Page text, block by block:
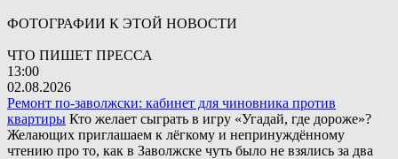
ФОТОГРАФИИ К ЭТОЙ НОВОСТИ
ЧТО ПИШЕТ ПРЕССА
13:00
02.08.2026
Ремонт по-заволжски: кабинет для чиновника против
квартиры Кто желает сыграть в игру «Угадай, где дороже»?
Желающих приглашаем к лёгкому и непринуждённому
чтению про то, как в Заволжске чуть было не взялись за два